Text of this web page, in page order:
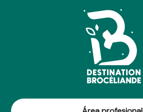
Manoir de la Bourousais
Château de la Ville Huë